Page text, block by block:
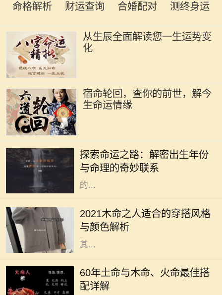
命格解析 财运查询 合婚配对 测终身运
从生辰全面解读您一生运势变
化
宿命轮回，查你的前世，解今
生命运情缘
探索命运之路：解密出生年份
与命理的奇妙联系
着重要的角色。古人相信，一个人出
生的年份、月份、日期和时辰直接影
响着他们的命运。而其中，出生年份
的...
2021木命之人适合的穿搭风格
与颜色解析
2021年是农历辛丑年，对于木命的人
而言，这一年的穿搭选择直接影响着
他们的气场与运势。木命属于五行中
的一种，象征着生长、旺盛与活力，
其...
60年土命与木命、火命最佳搭
配详解
在中国传统命理学中，每个人的命格
都是不同的，而土命、木命和火命则
是常被讨论的一类。这种讨论不仅涉
及到个人命理，还影响着人际关系、